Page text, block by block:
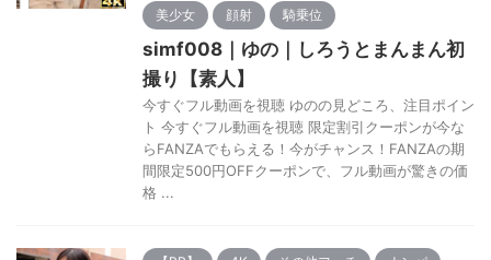
美少女 顔射 騎乗位
simf008｜ゆの｜しろうとまんまん初
撮り【素人】
今すぐフル動画を視聴 ゆのの見どころ、注目ポイン
ト 今すぐフル動画を視聴 限定割引クーポンが今な
らFANZAでもらえる！今がチャンス！FANZAの期
間限定500円OFFクーポンで、フル動画が驚きの価
格 ...